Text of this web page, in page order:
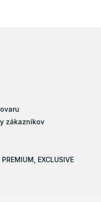
zákazníkov
EXCLUSIVE